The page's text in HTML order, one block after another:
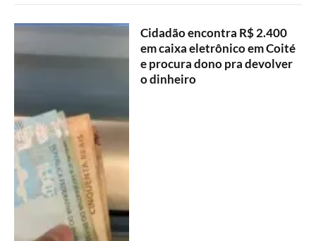
Cidadão encontra R$ 2.400
em caixa eletrônico em Coité
e procura dono pra devolver
o dinheiro